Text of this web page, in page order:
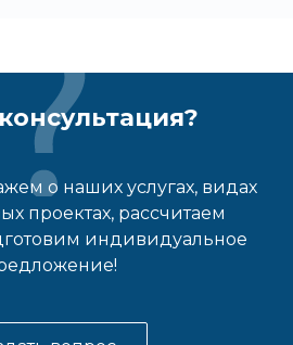
о наших услугах, видах
проектах, рассчитаем
индивидуальное